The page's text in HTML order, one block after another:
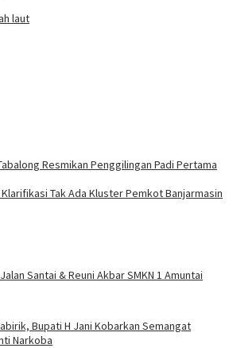
laut
Resmikan Penggilingan Padi Pertama
Klarifikasi Tak Ada Kluster Pemkot Banjarmasin
Santai & Reuni Akbar SMKN 1 Amuntai
Bupati H Jani Kobarkan Semangat
Narkoba